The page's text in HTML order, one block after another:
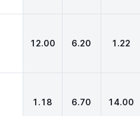
12.00 6.20 1.22
1.18 6.70 14.00